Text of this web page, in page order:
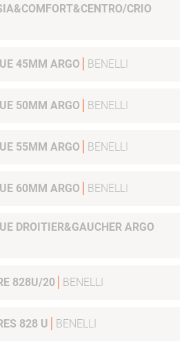
CRIO
45MM ARGO BENELLI
50MM ARGO BENELLI
55MM ARGO BENELLI
60MM ARGO BENELLI
DROITIER&GAUCHER ARGO
828U/20 BENELLI
828 U BENELLI